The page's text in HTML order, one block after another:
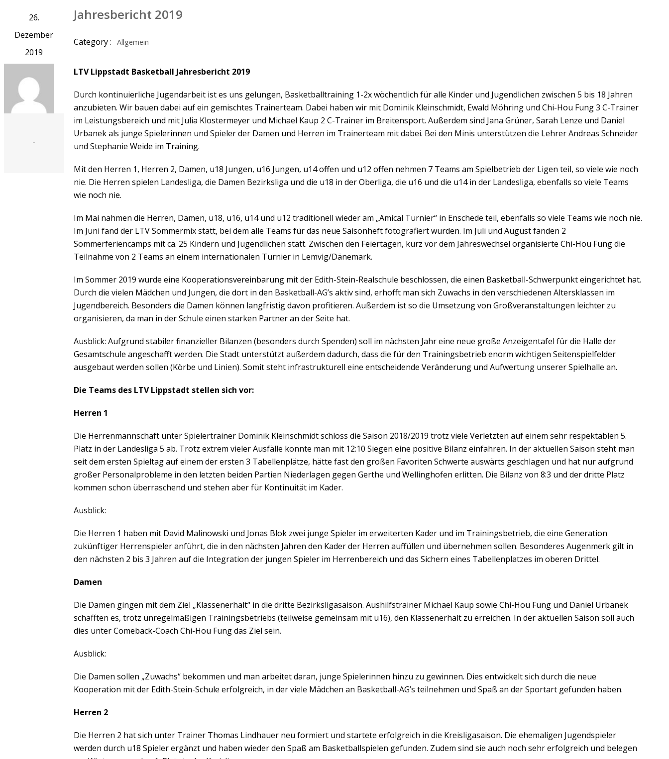
26.
Dezember
2019
-
Jahresbericht 2019
Category : Allgemein
LTV Lippstadt Basketball Jahresbericht 2019
Durch kontinuierliche Jugendarbeit ist es uns gelungen, Basketballtraining 1-2x wöchentlich für alle Kinder und Jugendlichen zwischen 5 bis 18 Jahren
anzubieten. Wir bauen dabei auf ein gemischtes Trainerteam. Dabei haben wir mit Dominik Kleinschmidt, Ewald Möhring und Chi-Hou Fung 3 C-Trainer
im Leistungsbereich und mit Julia Klostermeyer und Michael Kaup 2 C-Trainer im Breitensport. Außerdem sind Jana Grüner, Sarah Lenze und Daniel
Urbanek als junge Spielerinnen und Spieler der Damen und Herren im Trainerteam mit dabei. Bei den Minis unterstützen die Lehrer Andreas Schneider
und Stephanie Weide im Training.
Mit den Herren 1, Herren 2, Damen, u18 Jungen, u16 Jungen, u14 offen und u12 offen nehmen 7 Teams am Spielbetrieb der Ligen teil, so viele wie noch
nie. Die Herren spielen Landesliga, die Damen Bezirksliga und die u18 in der Oberliga, die u16 und die u14 in der Landesliga, ebenfalls so viele Teams
wie noch nie.
Im Mai nahmen die Herren, Damen, u18, u16, u14 und u12 traditionell wieder am „Amical Turnier“ in Enschede teil, ebenfalls so viele Teams wie noch nie.
Im Juni fand der LTV Sommermix statt, bei dem alle Teams für das neue Saisonheft fotografiert wurden. Im Juli und August fanden 2
Sommerferiencamps mit ca. 25 Kindern und Jugendlichen statt. Zwischen den Feiertagen, kurz vor dem Jahreswechsel organisierte Chi-Hou Fung die
Teilnahme von 2 Teams an einem internationalen Turnier in Lemvig/Dänemark.
Im Sommer 2019 wurde eine Kooperationsvereinbarung mit der Edith-Stein-Realschule beschlossen, die einen Basketball-Schwerpunkt eingerichtet hat.
Durch die vielen Mädchen und Jungen, die dort in den Basketball-AG’s aktiv sind, erhofft man sich Zuwachs in den verschiedenen Altersklassen im
Jugendbereich. Besonders die Damen können langfristig davon profitieren. Außerdem ist so die Umsetzung von Großveranstaltungen leichter zu
organisieren, da man in der Schule einen starken Partner an der Seite hat.
Ausblick: Aufgrund stabiler finanzieller Bilanzen (besonders durch Spenden) soll im nächsten Jahr eine neue große Anzeigentafel für die Halle der
Gesamtschule angeschafft werden. Die Stadt unterstützt außerdem dadurch, dass die für den Trainingsbetrieb enorm wichtigen Seitenspielfelder
ausgebaut werden sollen (Körbe und Linien). Somit steht infrastrukturell eine entscheidende Veränderung und Aufwertung unserer Spielhalle an.
Die Teams des LTV Lippstadt stellen sich vor:
Herren 1
Die Herrenmannschaft unter Spielertrainer Dominik Kleinschmidt schloss die Saison 2018/2019 trotz viele Verletzten auf einem sehr respektablen 5.
Platz in der Landesliga 5 ab. Trotz extrem vieler Ausfälle konnte man mit 12:10 Siegen eine positive Bilanz einfahren. In der aktuellen Saison steht man
seit dem ersten Spieltag auf einem der ersten 3 Tabellenplätze, hätte fast den großen Favoriten Schwerte auswärts geschlagen und hat nur aufgrund
großer Personalprobleme in den letzten beiden Partien Niederlagen gegen Gerthe und Wellinghofen erlitten. Die Bilanz von 8:3 und der dritte Platz
kommen schon überraschend und stehen aber für Kontinuität im Kader.
Ausblick:
Die Herren 1 haben mit David Malinowski und Jonas Blok zwei junge Spieler im erweiterten Kader und im Trainingsbetrieb, die eine Generation
zukünftiger Herrenspieler anführt, die in den nächsten Jahren den Kader der Herren auffüllen und übernehmen sollen. Besonderes Augenmerk gilt in
den nächsten 2 bis 3 Jahren auf die Integration der jungen Spieler im Herrenbereich und das Sichern eines Tabellenplatzes im oberen Drittel.
Damen
Die Damen gingen mit dem Ziel „Klassenerhalt“ in die dritte Bezirksligasaison. Aushilfstrainer Michael Kaup sowie Chi-Hou Fung und Daniel Urbanek
schafften es, trotz unregelmäßigen Trainingsbetriebs (teilweise gemeinsam mit u16), den Klassenerhalt zu erreichen. In der aktuellen Saison soll auch
dies unter Comeback-Coach Chi-Hou Fung das Ziel sein.
Ausblick:
Die Damen sollen „Zuwachs“ bekommen und man arbeitet daran, junge Spielerinnen hinzu zu gewinnen. Dies entwickelt sich durch die neue
Kooperation mit der Edith-Stein-Schule erfolgreich, in der viele Mädchen an Basketball-AG’s teilnehmen und Spaß an der Sportart gefunden haben.
Herren 2
Die Herren 2 hat sich unter Trainer Thomas Lindhauer neu formiert und startete erfolgreich in die Kreisligasaison. Die ehemaligen Jugendspieler
werden durch u18 Spieler ergänzt und haben wieder den Spaß am Basketballspielen gefunden. Zudem sind sie auch noch sehr erfolgreich und belegen